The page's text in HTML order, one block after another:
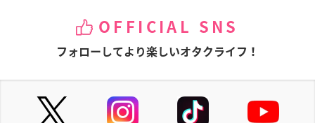
OFFICIAL SNS
フォローしてより楽しいオタクライフ！